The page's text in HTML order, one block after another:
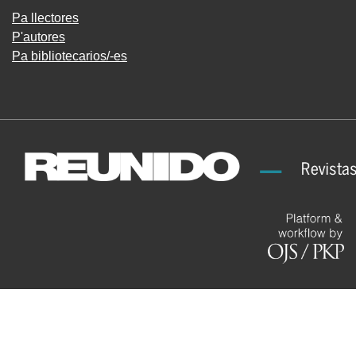
Pa llectores
P'autores
Pa bibliotecarios/-es